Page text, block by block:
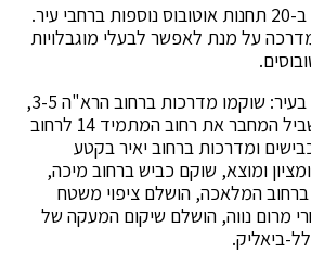
לאחרונה בוצעו הנגשות ב-20 תחנות אוטובוס נוספות ברחבי עיר.
על מנת לאפשר לבעלי מוגבלויות
עבודות נוספות שבוצעו בעיר: שוקמו מדרכות ברחוב הרא"ה 3-5,
ברחוב לביא וכן שוקם שביל המחבר את רחוב המתמיד 14 לרחוב
שוקמו כבישים ומדרכות ברחוב יאיר בקטע
ומוצא, שוקם כביש ברחוב מיכה,
המלאכה, הושלם ציפוי משטח
מרום נווה, הושלם שיקום המעקה של
ביאליק.